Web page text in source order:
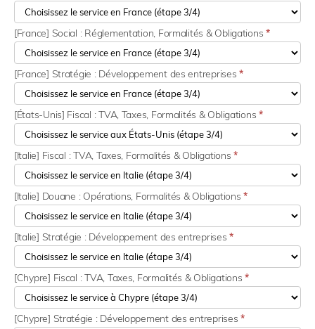
[France] Social : Réglementation, Formalités & Obligations*
[France] Stratégie : Développement des entreprises*
[États-Unis] Fiscal : TVA, Taxes, Formalités & Obligations*
[Italie] Fiscal : TVA, Taxes, Formalités & Obligations*
[Italie] Douane : Opérations, Formalités & Obligations*
[Italie] Stratégie : Développement des entreprises*
[Chypre] Fiscal : TVA, Taxes, Formalités & Obligations*
[Chypre] Stratégie : Développement des entreprises*